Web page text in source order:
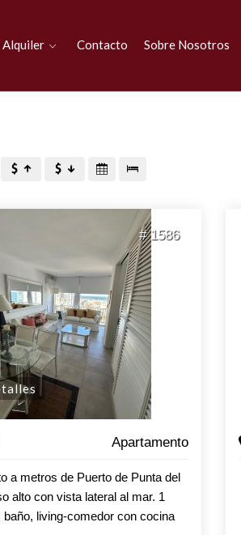
Alquiler Contacto Sobre Nosotros
# 1586
Apartamento
a metros de Puerto de Punta del
alto con vista lateral al mar. 1
baño, living-comedor con cocina